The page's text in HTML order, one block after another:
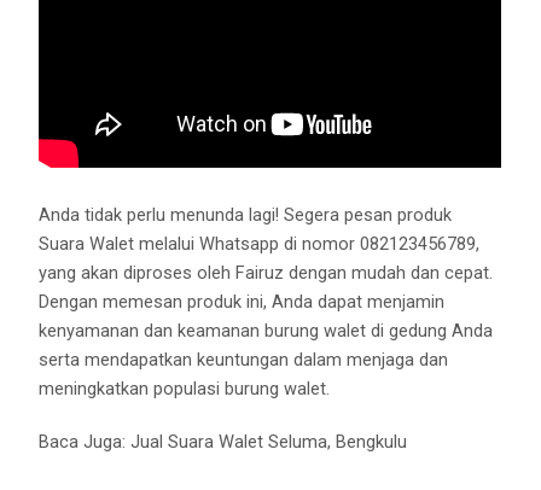
Anda tidak perlu menunda lagi! Segera pesan produk
Suara Walet melalui Whatsapp di nomor 082123456789,
yang akan diproses oleh Fairuz dengan mudah dan cepat.
Dengan memesan produk ini, Anda dapat menjamin
kenyamanan dan keamanan burung walet di gedung Anda
serta mendapatkan keuntungan dalam menjaga dan
meningkatkan populasi burung walet.
Baca Juga:Jual Suara Walet Seluma, Bengkulu